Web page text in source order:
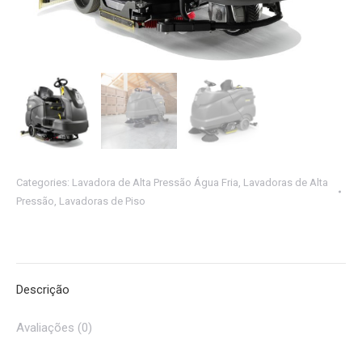
Categories: Lavadora de Alta Pressão Água Fria, Lavadoras de Alta
Pressão, Lavadoras de Piso
Descrição
Avaliações (0)